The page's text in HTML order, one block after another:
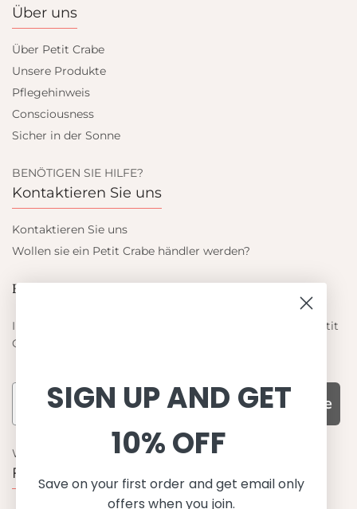
Über uns
Über Petit Crabe
Unsere Produkte
Pflegehinweis
Consciousness
Sicher in der Sonne
BENÖTIGEN SIE HILFE?
Kontaktieren Sie uns
Kontaktieren Sie uns
Wollen sie ein Petit Crabe händler werden?
Blieb auf dem laufenden
Informieren Sie sich über die neuesten Angebote von Petit
Crabe
Subscribe
WARUM UNS WÄHLEN
Funktion, Qualität und Design
SIGN UP AND GET
10% OFF
Save on your first order and get email only
offers when you join.